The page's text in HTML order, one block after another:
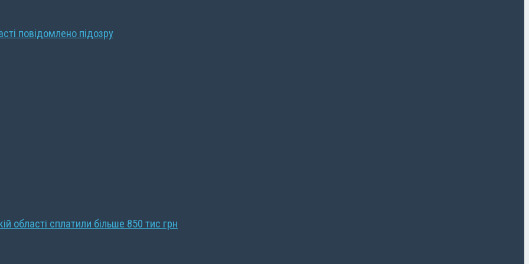
повідомлено підозру
області сплатили більше 850 тис грн